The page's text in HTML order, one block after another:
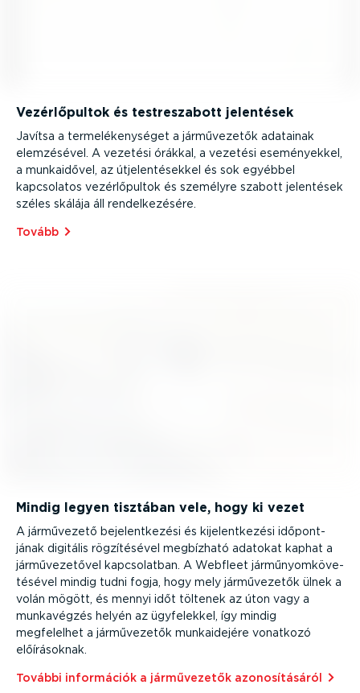
Vezér­lő­pultok és testre­szabott jelentések
Javítsa a terme­lé­keny­séget a jármű­ve­zetők adatainak
elemzésével. A vezetési órákkal, a vezetési esemé­nyekkel,
a munkaidővel, az útjelen­té­sekkel és sok egyébbel
kapcsolatos vezér­lő­pultok és személyre szabott jelentések
széles skálája áll rendel­ke­zésére.
Tovább⁠
Mindig legyen tisztában vele, hogy ki vezet
A járművezető bejelent­kezési és kijelent­kezési időpont­
jának digitális rögzí­té­sével megbízható adatokat kaphat a
jármű­ve­ze­tővel kapcso­latban. A Webfleet jármű­nyom­kö­ve­
té­sével mindig tudni fogja, hogy mely jármű­ve­zetők ülnek a
volán mögött, és mennyi időt töltenek az úton vagy a
munkavégzés helyén az ügyfelekkel, így mindig
megfelelhet a jármű­ve­zetők munka­idejére vonatkozó
előírá­soknak.
További információk a jármű­ve­zetők azono­sí­tá­sáról⁠